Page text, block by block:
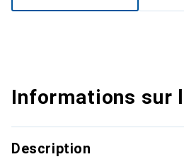
Informations sur
Description